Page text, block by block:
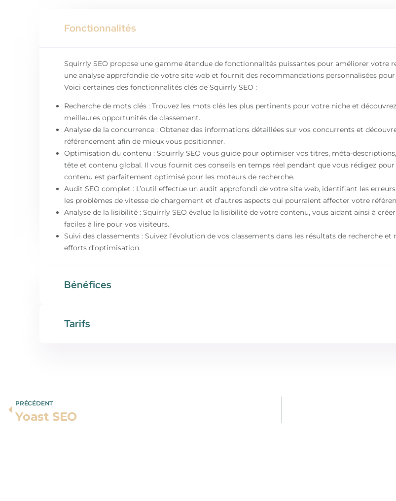
Fonctionnalités
Squirrly SEO propose une gamme étendue de fonctionnalités puissantes pour améliorer votre
une analyse approfondie de votre site web et fournit des recommandations personnalisées
Voici certaines des fonctionnalités clés de Squirrly SEO :
Recherche de mots clés : Trouvez les mots clés les plus pertinents pour votre niche et
meilleures opportunités de classement.
Analyse de la concurrence : Obtenez des informations détaillées sur vos concurrents et
référencement afin de mieux vous positionner.
Optimisation du contenu : Squirrly SEO vous guide pour optimiser vos titres, méta-descriptions,
tête et contenu global. Il vous fournit des conseils en temps réel pendant que vous rédigez
contenu est parfaitement optimisé pour les moteurs de recherche.
Audit SEO complet : L’outil effectue un audit approfondi de votre site web, identifiant les
les problèmes de vitesse de chargement et d’autres aspects qui pourraient affecter votre
Analyse de la lisibilité : Squirrly SEO évalue la lisibilité de votre contenu, vous aidant ainsi à
faciles à lire pour vos visiteurs.
Suivi des classements : Suivez l’évolution de vos classements dans les résultats de recherche et
efforts d’optimisation.
Bénéfices
Tarifs
PRÉCÉDENT
Yoast SEO